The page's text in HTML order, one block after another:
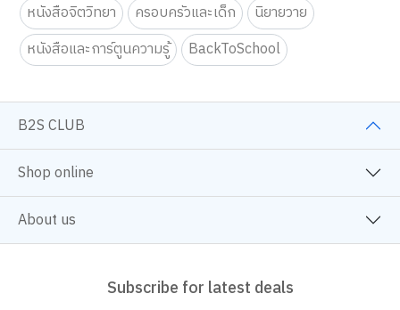
หนังสือจิตวิทยา
ครอบครัวและเด็ก
นิยายวาย
หนังสือและการ์ตูนความรู้
BackToSchool
B2S CLUB
Shop online
About us
Subscribe for latest deals